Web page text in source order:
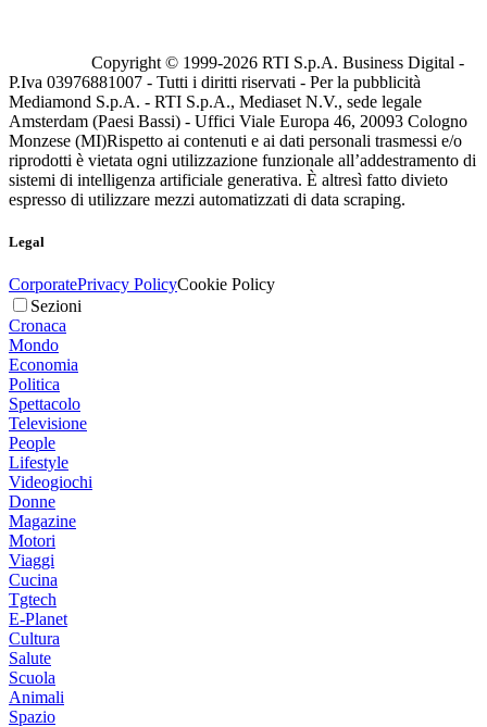
Copyright © 1999-2026 RTI S.p.A. Business Digital -
P.Iva 03976881007 - Tutti i diritti riservati - Per la pubblicità
Mediamond S.p.A. - RTI S.p.A., Mediaset N.V., sede legale
Amsterdam (Paesi Bassi) - Uffici Viale Europa 46, 20093 Cologno
Monzese (MI)Rispetto ai contenuti e ai dati personali trasmessi e/o
riprodotti è vietata ogni utilizzazione funzionale all’addestramento di
sistemi di intelligenza artificiale generativa. È altresì fatto divieto
espresso di utilizzare mezzi automatizzati di data scraping.
Legal
CorporatePrivacy PolicyCookie Policy
Sezioni
Cronaca
Mondo
Economia
Politica
Spettacolo
Televisione
People
Lifestyle
Videogiochi
Donne
Magazine
Motori
Viaggi
Cucina
Tgtech
E-Planet
Cultura
Salute
Scuola
Animali
Spazio